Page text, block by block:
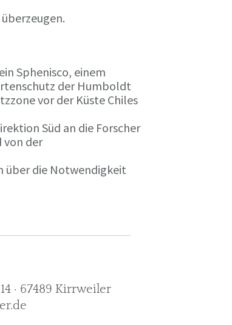
Sphenisco, einem
der Humboldt
vor der Küste Chiles
Süd an die Forscher
von der
über die Notwendigkeit
· 67489 Kirrweiler